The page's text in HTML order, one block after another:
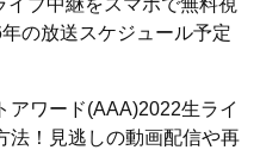
イブ中継をスマホで無料視
の放送スケジュール予定
アワード(AAA)2022生ライ
法！見逃しの動画配信や再